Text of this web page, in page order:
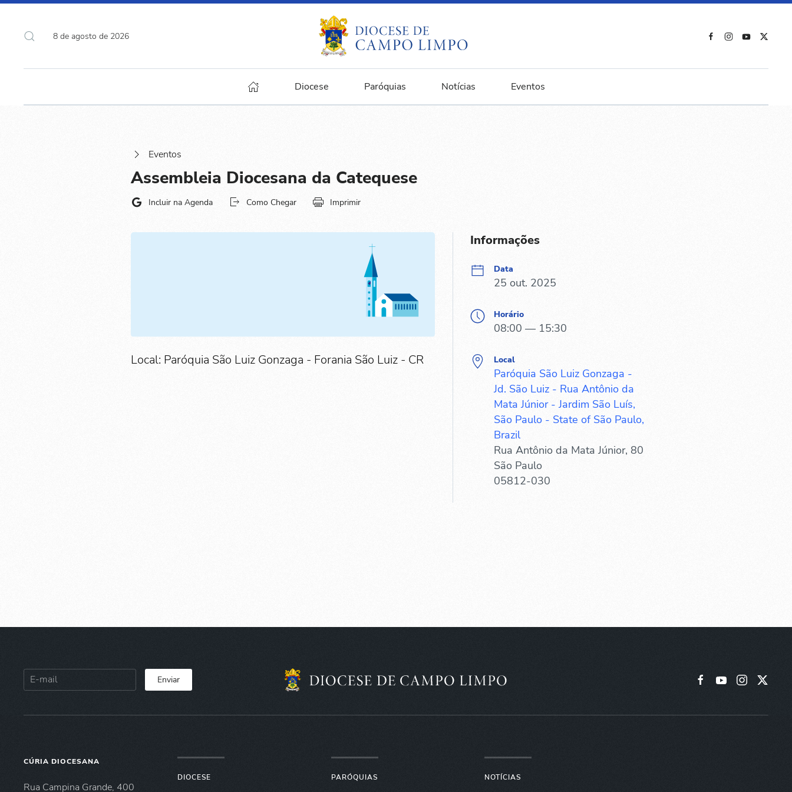
8 de agosto de 2026
Diocese Paróquias Notícias Eventos
Eventos
Assembleia Diocesana da Catequese
Incluir na Agenda Como Chegar Imprimir
Local: Paróquia São Luiz Gonzaga - Forania São Luiz - CR
Informações
Data
25 out. 2025
Horário
08:00 — 15:30
Local
Paróquia São Luiz Gonzaga -
Jd. São Luiz - Rua Antônio da
Mata Júnior - Jardim São Luís,
São Paulo - State of São Paulo,
Brazil
Rua Antônio da Mata Júnior, 80
São Paulo
05812-030
Enviar
CÚRIA DIOCESANA
Rua Campina Grande, 400
DIOCESE PARÓQUIAS NOTÍCIAS